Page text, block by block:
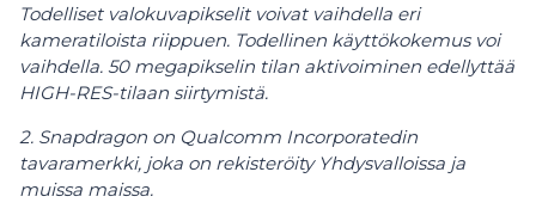
Todelliset valokuvapikselit voivat vaihdella eri
kameratiloista riippuen. Todellinen käyttökokemus voi
vaihdella. 50 megapikselin tilan aktivoiminen edellyttää
HIGH-RES-tilaan siirtymistä.
2. Snapdragon on Qualcomm Incorporatedin
tavaramerkki, joka on rekisteröity Yhdysvalloissa ja
muissa maissa.